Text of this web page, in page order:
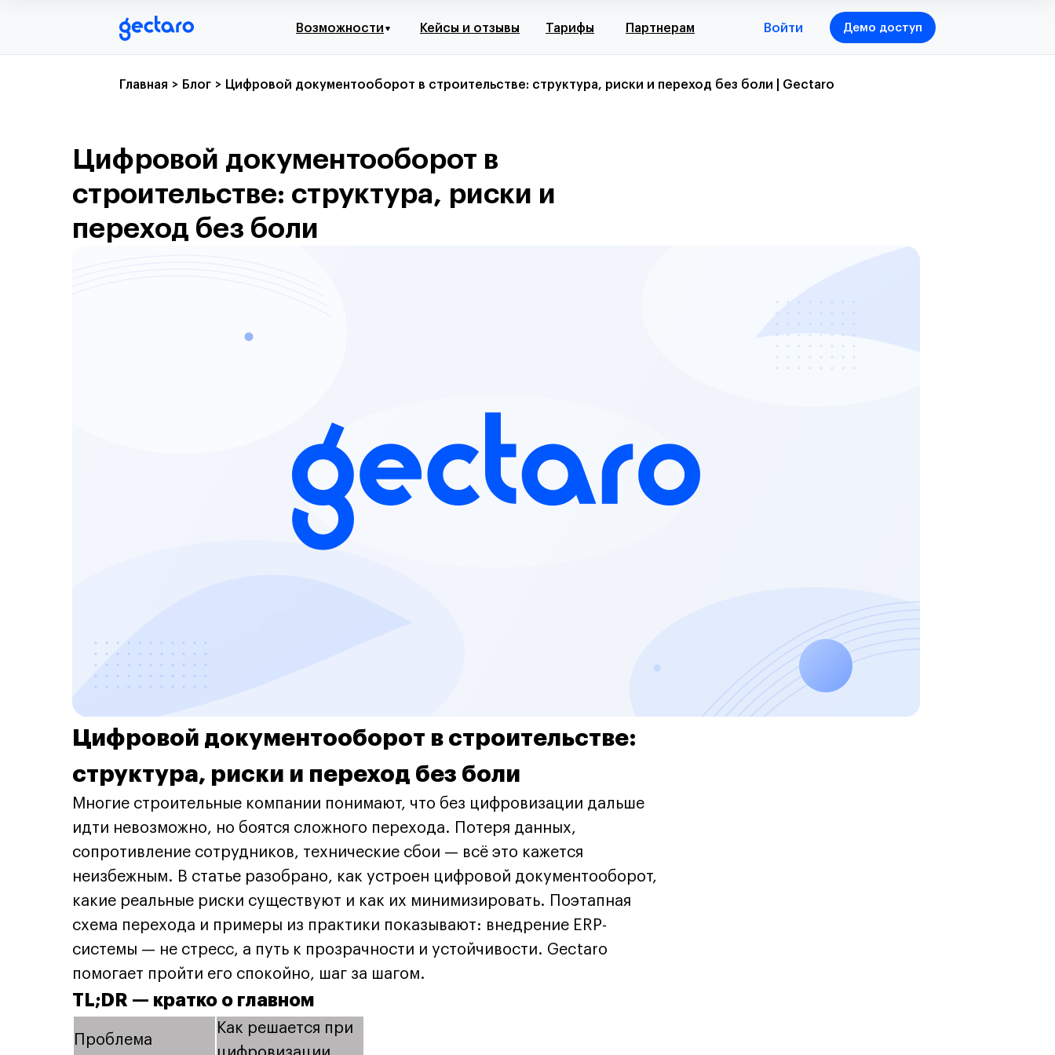
Возможности Демо доступ
Войти
Кейсы и отзывы Тарифы Партнерам
Главная > Блог > Цифровой документооборот в строительстве: структура, риски и переход без боли | Gectaro
Цифровой документооборот в
строительстве: структура, риски и
переход без боли
Цифровой документооборот в строительстве:
структура, риски и переход без боли
Многие строительные компании понимают, что без цифровизации дальше
идти невозможно, но боятся сложного перехода. Потеря данных,
сопротивление сотрудников, технические сбои — всё это кажется
неизбежным. В статье разобрано, как устроен цифровой документооборот,
какие реальные риски существуют и как их минимизировать. Поэтапная
схема перехода и примеры из практики показывают: внедрение ERP-
системы — не стресс, а путь к прозрачности и устойчивости. Gectaro
помогает пройти его спокойно, шаг за шагом.
TL;DR — кратко о главном
Проблема
Как решается при